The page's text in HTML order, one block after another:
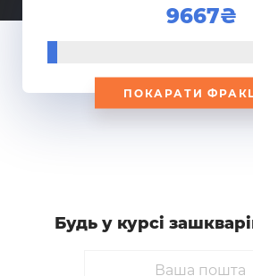
9667
ПОКАРАТИ
Будь у курсi